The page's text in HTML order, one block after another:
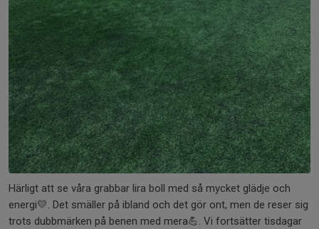
Härligt att se våra grabbar lira boll med så mycket glädje och
energi💛. Det smäller på ibland och det gör ont, men de reser sig
trots dubbmärken på benen med mera💪. Vi fortsätter tisdagar